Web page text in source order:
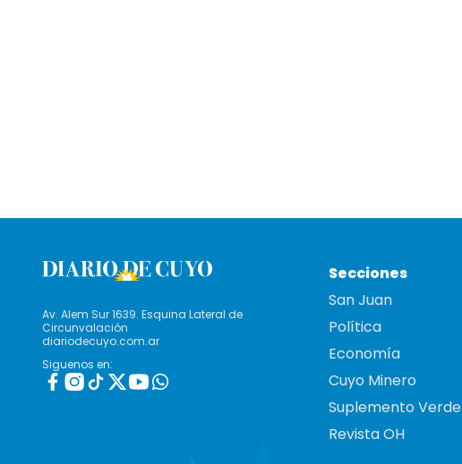
Av. Alem Sur 1639. Esquina Lateral de
Circunvalación
diariodecuyo.com.ar
Siguenos en:
Secciones
San Juan
Política
Economía
Cuyo Minero
Suplemento Verde
Revista OH